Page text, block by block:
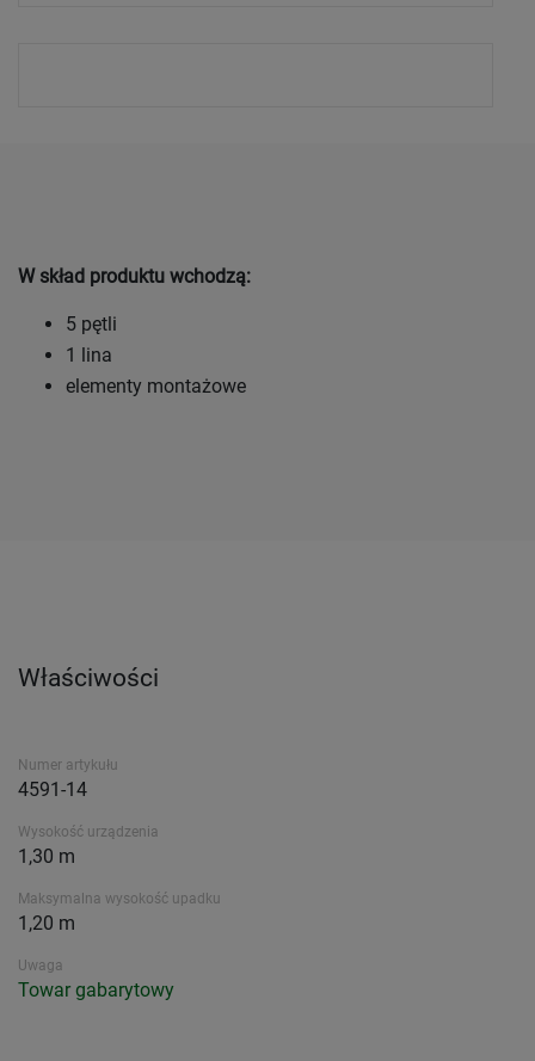
W skład produktu wchodzą:
5 pętli
1 lina
elementy montażowe
Właściwości
Numer artykułu
4591-14
Wysokość urządzenia
1,30 m
Maksymalna wysokość upadku
1,20 m
Uwaga
Towar gabarytowy